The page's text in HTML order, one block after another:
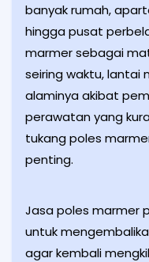
banyak rumah,
hingga pusat
marmer sebagai
seiring waktu, lantai
alaminya akibat
perawatan yang
tukang poles
penting.
Jasa poles marmer
untuk
agar kembali